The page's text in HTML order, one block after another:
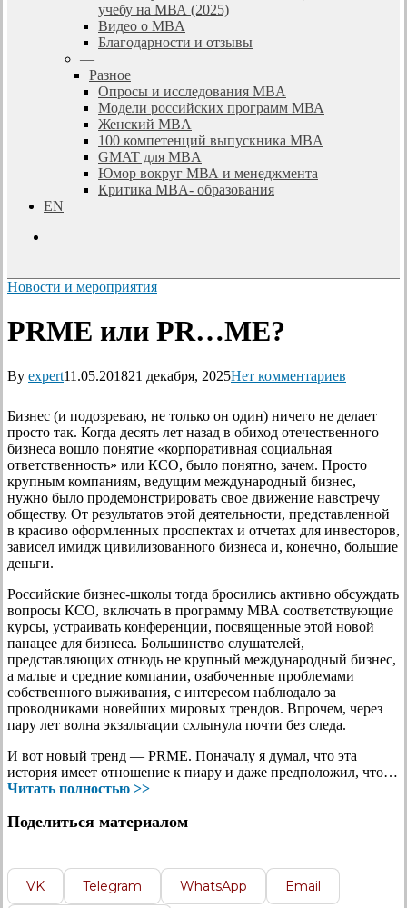
учебу на МВА (2025)
Видео о MBA
Благодарности и отзывы
—
Разное
Опросы и исследования MBA
Модели российских программ МВА
Женский MBA
100 компетенций выпускника MBA
GMAT для MBA
Юмор вокруг МВА и менеджмента
Критика MBA- образования
EN
Новости и мероприятия
PRME или PR…ME?
By expert11.05.201821 декабря, 2025Нет комментариев
Бизнес (и подозреваю, не только он один) ничего не делает
просто так. Когда десять лет назад в обиход отечественного
бизнеса вошло понятие «корпоративная социальная
ответственность» или КСО, было понятно, зачем. Просто
крупным компаниям, ведущим международный бизнес,
нужно было продемонстрировать свое движение навстречу
обществу. От результатов этой деятельности, представленной
в красиво оформленных проспектах и отчетах для инвесторов,
зависел имидж цивилизованного бизнеса и, конечно, большие
деньги.
Российские бизнес-школы тогда бросились активно обсуждать
вопросы КСО, включать в программу МВА соответствующие
курсы, устраивать конференции, посвященные этой новой
панацее для бизнеса. Большинство слушателей,
представляющих отнюдь не крупный международный бизнес,
а малые и средние компании, озабоченные проблемами
собственного выживания, с интересом наблюдало за
проводниками новейших мировых трендов. Впрочем, через
пару лет волна экзальтации схлынула почти без следа.
И вот новый тренд — PRME. Поначалу я думал, что эта
история имеет отношение к пиару и даже предположил, что…
Читать полностью >>
Поделиться материалом
VK Telegram WhatsApp Email